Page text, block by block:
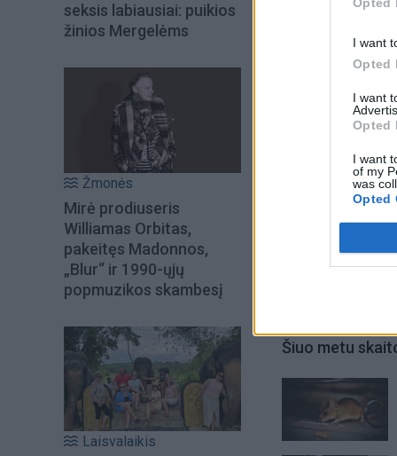
I want
Opted
I want
Opted
I want
of my
was
Opted
seksis labiausiai: puikios
žinios Mergelėms
Žmonės
Mirė prodiuseris
Williamas Orbitas,
pakeitęs Madonnos,
„Blur“ ir 1990-ųjų
popmuzikos skambesį
Laisvalaikis
sparčiai didėja ir
Šiuo metu